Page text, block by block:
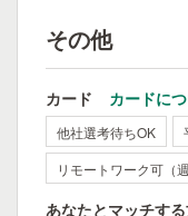
その他
カード カードに
他社選考待ちOK
リモートワーク可（
あなたとマッチす